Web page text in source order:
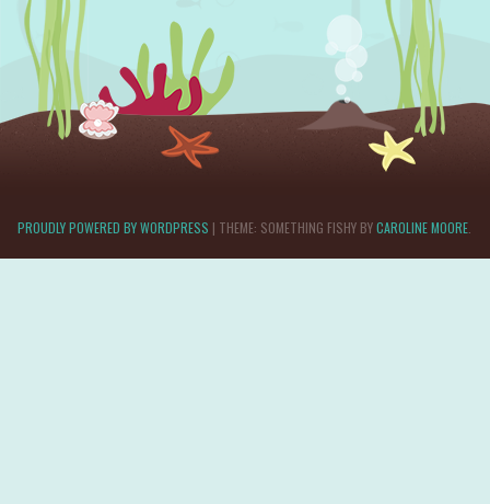
PROUDLY POWERED BY WORDPRESS | THEME: SOMETHING FISHY BYCAROLINE MOORE